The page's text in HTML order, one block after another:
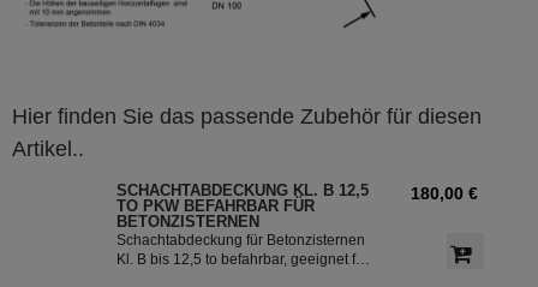
Hier finden Sie das passende Zubehör für diesen
Artikel..
SCHACHTABDECKUNG KL. B 12,5
TO PKW BEFAHRBAR FÜR
BETONZISTERNEN
Schachtabdeckung für Betonzisternen
Kl. B bis 12,5 to befahrbar, geeignet für
180,00 €